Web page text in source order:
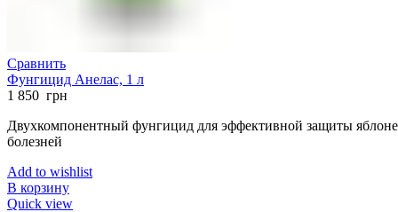
Сравнить
Фунгицид Анелас, 1 л
1 850 грн
Двухкомпонентный фунгицид для эффективной защиты
болезней
Add to wishlist
В корзину
Quick view